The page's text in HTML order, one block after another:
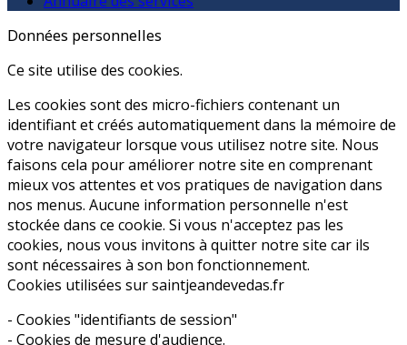
Données personnelles
Ce site utilise des cookies.
Les cookies sont des micro-fichiers contenant un
identifiant et créés automatiquement dans la mémoire de
votre navigateur lorsque vous utilisez notre site. Nous
faisons cela pour améliorer notre site en comprenant
mieux vos attentes et vos pratiques de navigation dans
nos menus. Aucune information personnelle n'est
stockée dans ce cookie. Si vous n'acceptez pas les
cookies, nous vous invitons à quitter notre site car ils
sont nécessaires à son bon fonctionnement.
Cookies utilisées sur saintjeandevedas.fr
- Cookies "identifiants de session"
- Cookies de mesure d'audience.